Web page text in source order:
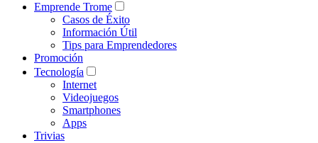
Emprende Trome
Casos de Éxito
Información Útil
Tips para Emprendedores
Promoción
Tecnología
Internet
Videojuegos
Smartphones
Apps
Trivias